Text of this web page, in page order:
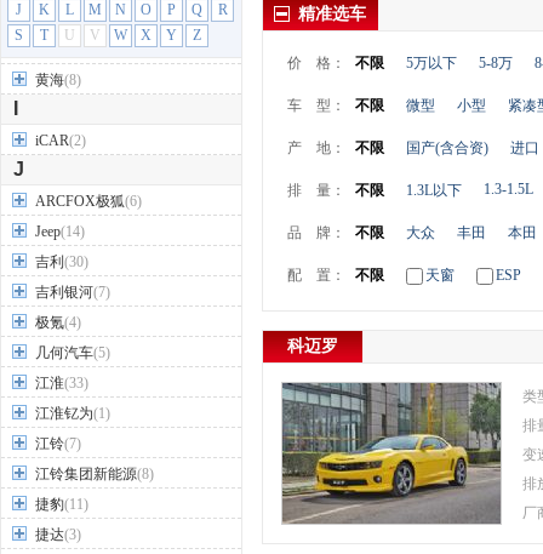
J
K L M N O P Q
R
S
T U V W X Y Z
华泰汽车(9)
华泰新能源(4)
黄海(8)
iCAR(2)
J
ARCFOX极狐(6)
Jeep(14)
吉利 (30)
吉利银河(7)
极氪(4)
几何汽车(5)
江淮(33)
江淮钇为(1)
江铃(7)
江铃集团新能源(8)
捷豹(11)
捷达(3)
精准选车
价 格： 不限 5万以下 5-8万
车 型： 不限 微型 小型 紧凑
产 地： 不限 国产(含合资) 进口
排 量： 不限 1.3L以下 1.3-1.5L
品 牌： 不限 大众 丰田 本田
配 置： 不限 天窗 ESP
科迈罗
类
排
变
排
厂